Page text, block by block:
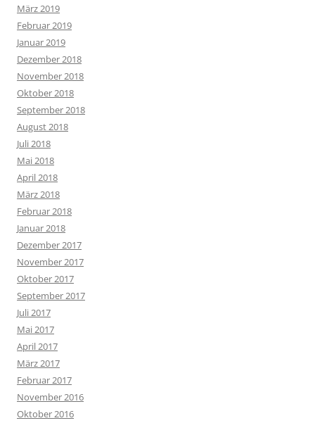
März 2019
Februar 2019
Januar 2019
Dezember 2018
November 2018
Oktober 2018
September 2018
August 2018
Juli 2018
Mai 2018
April 2018
März 2018
Februar 2018
Januar 2018
Dezember 2017
November 2017
Oktober 2017
September 2017
Juli 2017
Mai 2017
April 2017
März 2017
Februar 2017
November 2016
Oktober 2016